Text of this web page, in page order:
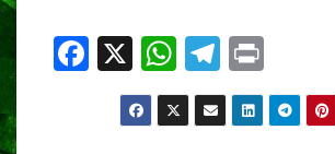
F
X
W
h
at
T
el
e
in
t